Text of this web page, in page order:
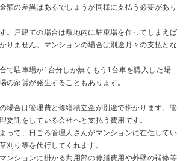
額の差異はあるでしょうが同様に支払う必要があり
。戸建ての場合は敷地内に駐車場を作ってしまえば
りません。マンションの場合は別途月々の支払とな
で駐車場が1台分しか無くもう1台車を購入した場
の家賃が発生することもあります。
場合は管理費と修繕積立金が別途で掛かります。管
委託をしている会社へと支払う費用です。
って、日ごろ管理人さんがマンションに在住してい
刈り等を代行してくれます。
ンションに掛かる共用部の修繕費用や外壁の補修等